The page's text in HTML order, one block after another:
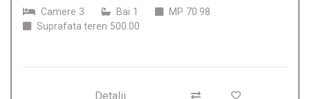
Camere 3 Bai 1 MP 70.98
Suprafata teren 500.00
Detalii